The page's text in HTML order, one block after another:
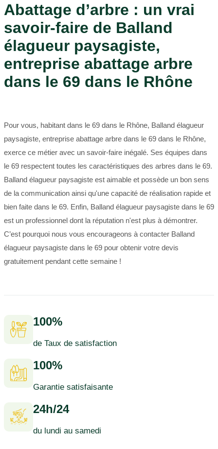
Abattage d’arbre : un vrai
savoir-faire de Balland
élagueur paysagiste,
entreprise abattage arbre
dans le 69 dans le Rhône
Pour vous, habitant dans le 69 dans le Rhône, Balland élagueur
paysagiste, entreprise abattage arbre dans le 69 dans le Rhône,
exerce ce métier avec un savoir-faire inégalé. Ses équipes dans
le 69 respectent toutes les caractéristiques des arbres dans le 69.
Balland élagueur paysagiste est aimable et possède un bon sens
de la communication ainsi qu'une capacité de réalisation rapide et
bien faite dans le 69. Enfin, Balland élagueur paysagiste dans le 69
est un professionnel dont la réputation n'est plus à démontrer.
C’est pourquoi nous vous encourageons à contacter Balland
élagueur paysagiste dans le 69 pour obtenir votre devis
gratuitement pendant cette semaine !
100%
de Taux de satisfaction
100%
Garantie satisfaisante
24h/24
du lundi au samedi